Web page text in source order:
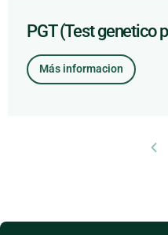
PGT (Test genetico
Más informacion